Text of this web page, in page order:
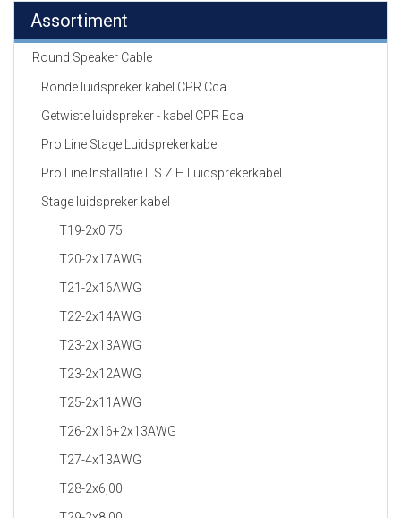
Assortiment
Round Speaker Cable
Ronde luidspreker kabel CPR Cca
Getwiste luidspreker - kabel CPR Eca
Pro Line Stage Luidsprekerkabel
Pro Line Installatie L.S.Z.H Luidsprekerkabel
Stage luidspreker kabel
T19-2x0.75
T20-2x17AWG
T21-2x16AWG
T22-2x14AWG
T23-2x13AWG
T23-2x12AWG
T25-2x11AWG
T26-2x16+2x13AWG
T27-4x13AWG
T28-2x6,00